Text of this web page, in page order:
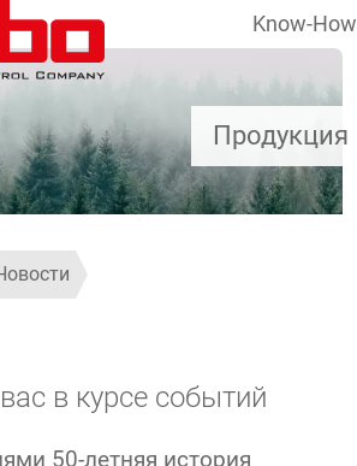
содержанию
Продукция
Know-How
в курсе событий
50-летняя история